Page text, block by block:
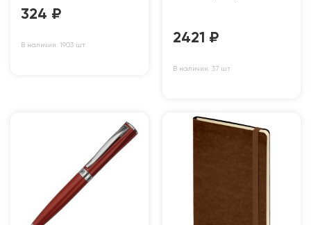
324 ₽
В наличии: 1903 шт 2421 ₽
В наличии: 37 шт